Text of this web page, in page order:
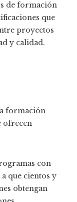
de formación
que
proyectos
y calidad.
formación
ofrecen
con
que cientos y
obtengan